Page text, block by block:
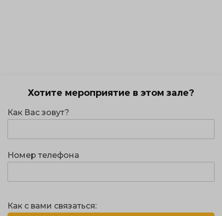
Хотите мероприятие в этом зале?
Как Вас зовут?
Номер телефона
Как с вами связаться: